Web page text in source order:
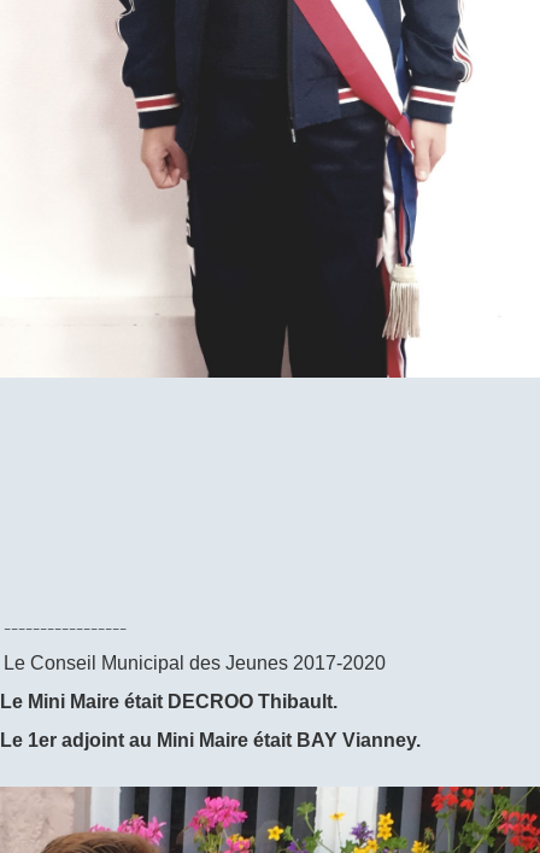
-----------------
Le Conseil Municipal des Jeunes 2017-2020
Le Mini Maire était DECROO Thibault.
Le 1er adjoint au Mini Maire était BAY Vianney.